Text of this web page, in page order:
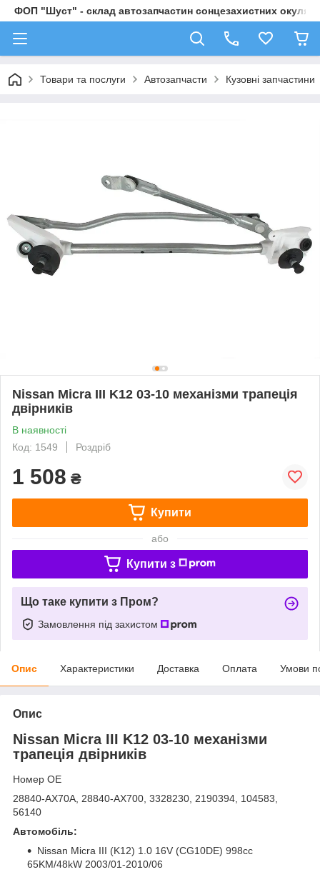
ФОП "Шуст" - склад автозапчастин сонцезахистних
Товари та послуги Автозапчасти Кузовні запчастини
Nissan Micra III K12 03-10 механізми трапеція
двірників
В наявності
Код: 1549
Роздріб
1 508 ₴
Купити
або
Купити з
Що таке купити з Пром?
Замовлення під захистом
Опис Характеристики Доставка Оплата Умови
Опис
Nissan Micra III K12 03-10 механізми
трапеція двірників
Номер OE
28840-AX70A, 28840-AX700, 3328230, 2190394, 104583,
56140
Автомобіль:
Nissan Micra III (K12) 1.0 16V (CG10DE) 998cc
65KM/48kW 2003/01-2010/06